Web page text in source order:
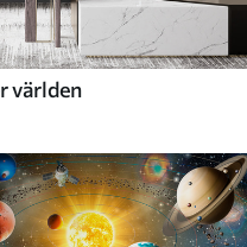
världen